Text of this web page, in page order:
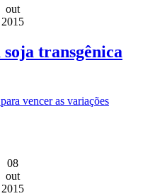
out
2015
transgênica
vencer as variações
08
out
2015